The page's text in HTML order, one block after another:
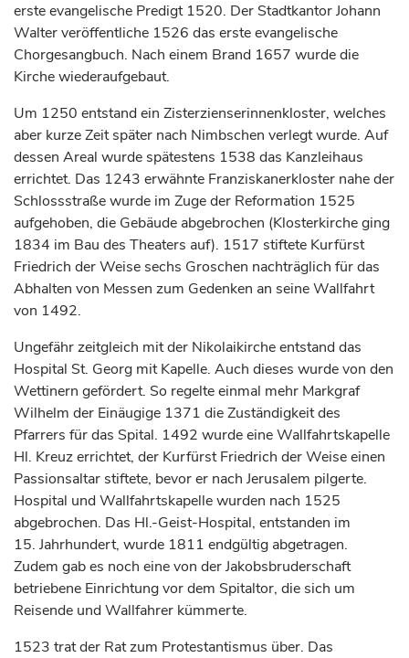
erste evangelische Predigt 1520. Der Stadtkantor Johann
Walter veröffentliche 1526 das erste evangelische
Chorgesangbuch. Nach einem Brand 1657 wurde die
Kirche wiederaufgebaut.
Um 1250 entstand ein Zisterzienserinnenkloster, welches
aber kurze Zeit später nach Nimbschen verlegt wurde. Auf
dessen Areal wurde spätestens 1538 das Kanzleihaus
errichtet. Das 1243 erwähnte Franziskanerkloster nahe der
Schlossstraße wurde im Zuge der Reformation 1525
aufgehoben, die Gebäude abgebrochen (Klosterkirche ging
1834 im Bau des Theaters auf). 1517 stiftete Kurfürst
Friedrich der Weise sechs Groschen nachträglich für das
Abhalten von Messen zum Gedenken an seine Wallfahrt
von 1492.
Ungefähr zeitgleich mit der Nikolaikirche entstand das
Hospital St. Georg mit Kapelle. Auch dieses wurde von den
Wettinern gefördert. So regelte einmal mehr Markgraf
Wilhelm der Einäugige 1371 die Zuständigkeit des
Pfarrers für das Spital. 1492 wurde eine Wallfahrtskapelle
Hl. Kreuz errichtet, der KurfürstFriedrich der Weise einen
Passionsaltar stiftete, bevor er nach Jerusalem pilgerte.
Hospital und Wallfahrtskapelle wurden nach 1525
abgebrochen. Das Hl.-Geist-Hospital, entstanden im
15. Jahrhundert, wurde 1811 endgültig abgetragen.
Zudem gab es noch eine von der Jakobsbruderschaft
betriebene Einrichtung vor dem Spitaltor, die sich um
Reisende und Wallfahrer kümmerte.
1523 trat der Rat zum Protestantismus über. Das